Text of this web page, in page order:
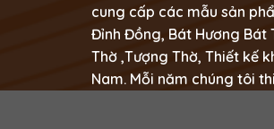
cung cấp các mẫu sản
Đỉnh Đồng, Bát Hương Bát
Thờ ,Tượng Thờ, Thiết kế
Nam. Mỗi năm chúng tôi